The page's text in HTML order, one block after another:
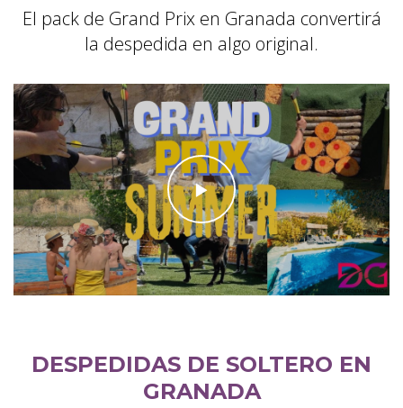
El pack de Grand Prix en Granada convertirá
la despedida en algo original.
DESPEDIDAS DE SOLTERO EN
GRANADA